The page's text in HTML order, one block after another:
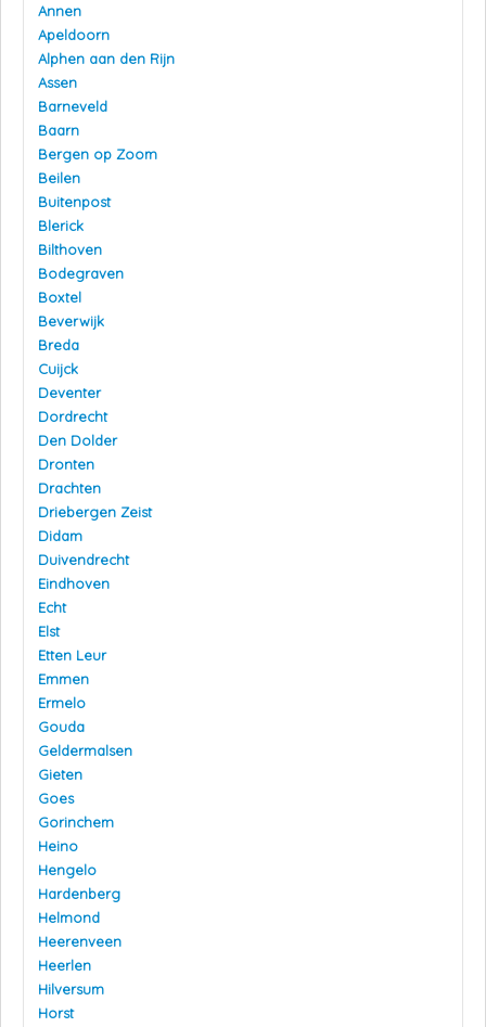
Annen
Apeldoorn
Alphen aan den Rijn
Assen
Barneveld
Baarn
Bergen op Zoom
Beilen
Buitenpost
Blerick
Bilthoven
Bodegraven
Boxtel
Beverwijk
Breda
Cuijck
Deventer
Dordrecht
Den Dolder
Dronten
Drachten
Driebergen Zeist
Didam
Duivendrecht
Eindhoven
Echt
Elst
Etten Leur
Emmen
Ermelo
Gouda
Geldermalsen
Gieten
Goes
Gorinchem
Heino
Hengelo
Hardenberg
Helmond
Heerenveen
Heerlen
Hilversum
Horst